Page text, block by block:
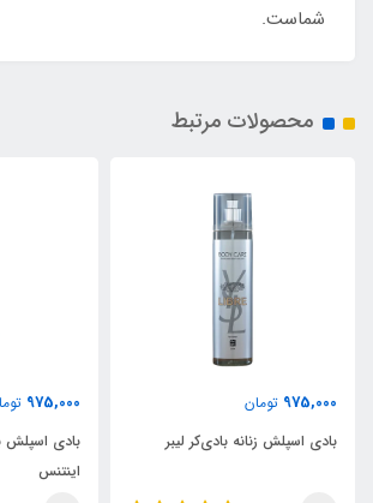
شماست.
محصولات مرتبط
975,000 تومان
بادی اسپلش زنانه بادی‌کر لیبر
975,000
بادی اسپلش
اینتنس